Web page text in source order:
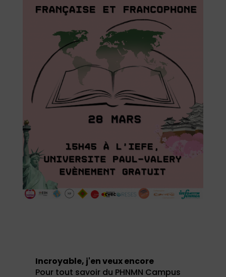
Incroyable, j'en veux encore
Pour tout savoir du PHNMN Campus